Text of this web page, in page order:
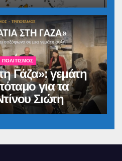
ΠΟΛΙΤΙΣΜΌΣ
Γάζα»: γεμάτη
για τα
Σιώτη